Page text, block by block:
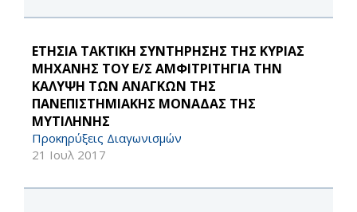
ΕΤΗΣΙΑ ΤΑΚΤΙΚΗ ΣΥΝΤΗΡΗΣΗΣ ΤΗΣ ΚΥΡΙΑΣ
ΜΗΧΑΝΗΣ ΤΟΥ Ε/Σ ΑΜΦΙΤΡΙΤΗΓΙΑ ΤΗΝ
ΚΑΛΥΨΗ ΤΩΝ ΑΝΑΓΚΩΝ ΤΗΣ
ΠΑΝΕΠΙΣΤΗΜΙΑΚΗΣ ΜΟΝΑΔΑΣ ΤΗΣ
ΜΥΤΙΛΗΝΗΣ
Προκηρύξεις Διαγωνισμών
21 Ιουλ 2017